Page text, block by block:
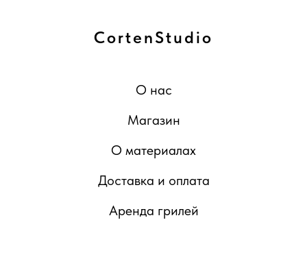
CortenStudio
О нас
Магазин
О материалах
Доставка и оплата
Аренда грилей